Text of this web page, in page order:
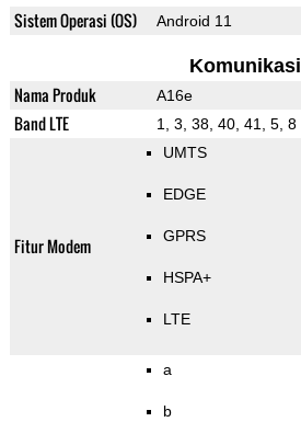
Sistem Operasi (OS)
Android 11
Komunikasi
Nama Produk A16e
Band LTE 1, 3, 38, 40, 41, 5, 8
Fitur Modem
UMTS
EDGE
GPRS
HSPA+
LTE
a
b